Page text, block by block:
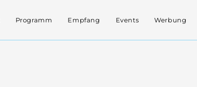
Programm Empfang Events Werbung